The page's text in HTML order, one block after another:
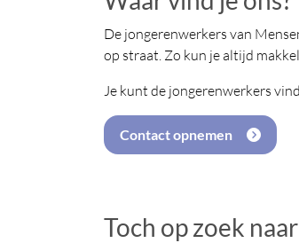
De jongerenwerkers van
op straat. Zo kun je altijd
Je kunt de jongerenwerkers
Contact opnemen
Toch op zoek